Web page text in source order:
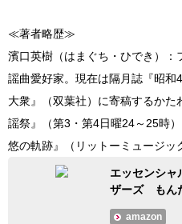
≪著者略歴≫
濱口英樹（はまぐち・ひでき）：
謡曲愛好家。現在は隔月誌『昭
大衆』（双葉社）に寄稿するか
謡祭』（第3・第4日曜24～25時
悠の軌跡』（リットーミュージッ
エッセンシャ
ザーズ もん
amazon